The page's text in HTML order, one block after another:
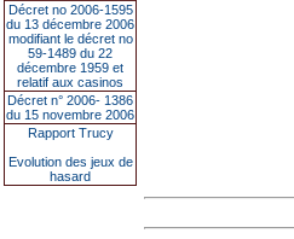
Décret no 2006-1595
du 13 décembre 2006
modifiant le décret no
59-1489 du 22
décembre 1959 et
relatif aux casinos
Décret n° 2006- 1386
du 15 novembre 2006
Rapport Trucy
Evolution des jeux de
hasard